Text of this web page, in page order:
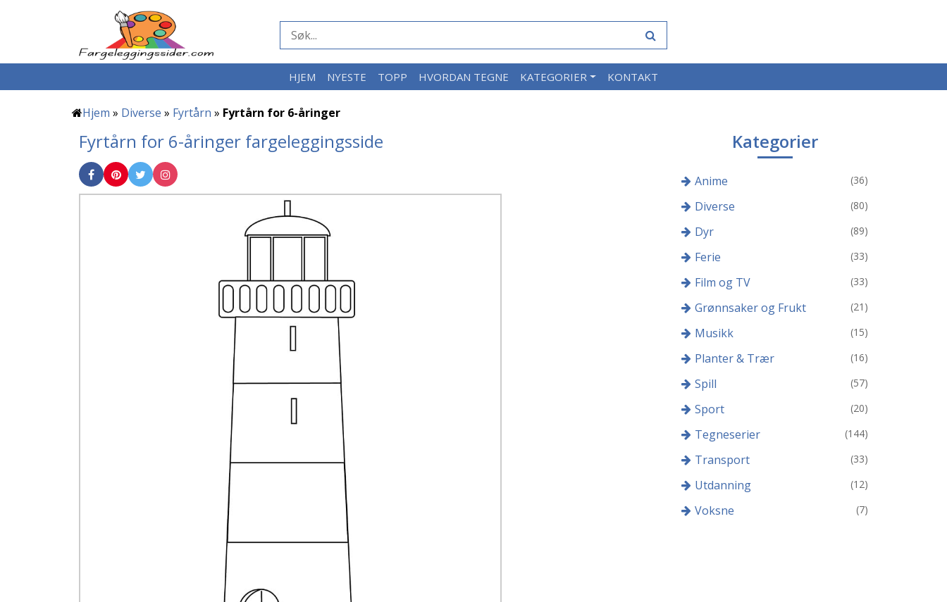
HJEM NYESTE TOPP HVORDAN TEGNE KATEGORIER KONTAKT
Hjem » Diverse » Fyrtårn » Fyrtårn for 6-åringer
Fyrtårn for 6-åringer fargeleggingsside Kategorier
Anime (36)
Diverse (80)
Dyr (89)
Ferie (33)
Film og TV (33)
Grønnsaker og Frukt (21)
Musikk (15)
Planter & Trær (16)
Spill (57)
Sport (20)
Tegneserier (144)
Transport (33)
Utdanning (12)
Voksne (7)